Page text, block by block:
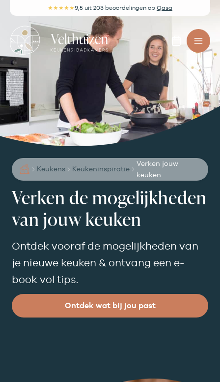
inhoud
★★★★★9,5 uit 203 beoordelingen op Qasa
maken
Keukens Keukeninspiratie
Verken jouw
keuken
Verken de mogelijkheden
van jouw keuken
Ontdek vooraf de mogelijkheden van
je nieuwe keuken & ontvang een e-
book vol tips.
Ontdek wat bij jou past